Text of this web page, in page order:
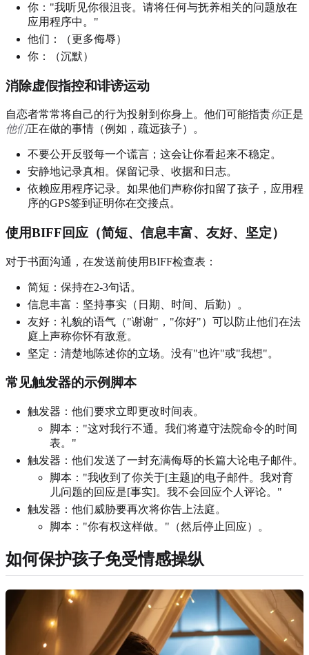
你："我听见你很沮丧。请将任何与抚养相关的问题放在
应用程序中。"
他们：（更多侮辱）
你：（沉默）
消除虚假指控和诽谤运动
自恋者常常将自己的行为投射到你身上。他们可能指责你正是
他们正在做的事情（例如，疏远孩子）。
不要公开反驳每一个谎言；这会让你看起来不稳定。
安静地记录真相。保留记录、收据和日志。
依赖应用程序记录。如果他们声称你扣留了孩子，应用程
序的GPS签到证明你在交接点。
使用BIFF回应（简短、信息丰富、友好、坚定）
对于书面沟通，在发送前使用BIFF检查表：
简短：保持在2-3句话。
信息丰富：坚持事实（日期、时间、后勤）。
友好：礼貌的语气（"谢谢"，"你好"）可以防止他们在法
庭上声称你怀有敌意。
坚定：清楚地陈述你的立场。没有"也许"或"我想"。
常见触发器的示例脚本
触发器：他们要求立即更改时间表。
脚本："这对我行不通。我们将遵守法院命令的时间
表。"
触发器：他们发送了一封充满侮辱的长篇大论电子邮件。
脚本："我收到了你关于[主题]的电子邮件。我对育
儿问题的回应是[事实]。我不会回应个人评论。"
触发器：他们威胁要再次将你告上法庭。
脚本："你有权这样做。"（然后停止回应）。
如何保护孩子免受情感操纵